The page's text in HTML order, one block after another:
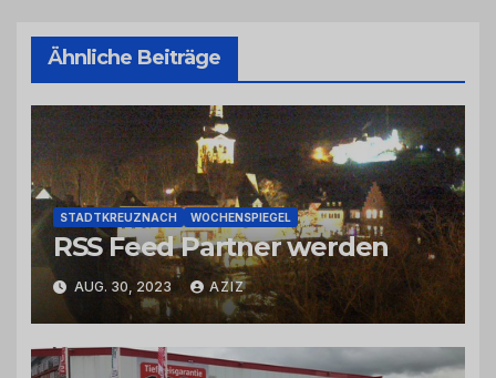
Ähnliche Beiträge
STADTKREUZNACH WOCHENSPIEGEL
RSS Feed Partner werden
AUG. 30, 2023 AZIZ